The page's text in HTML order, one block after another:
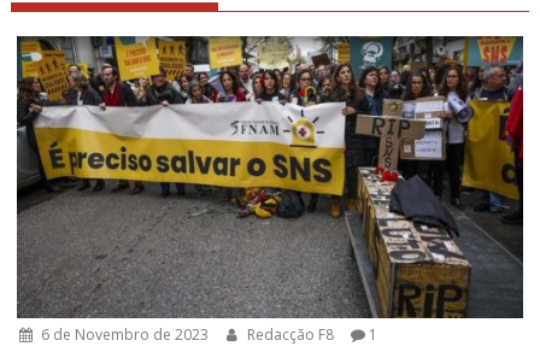
6 de Novembro de 2023 Redacção F8 1